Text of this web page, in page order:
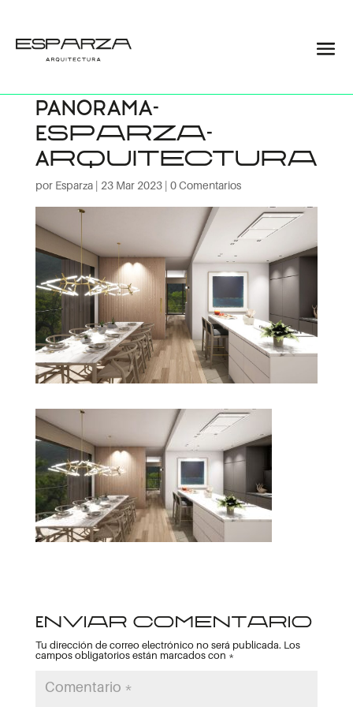
Vivienda-
PANORAMA-
Esparza-
Arquitectura
por Esparza| 23 Mar 2023| 0 Comentarios
Enviar comentario
Tu dirección de correo electrónico no será publicada. Los
campos obligatorios están marcados con *